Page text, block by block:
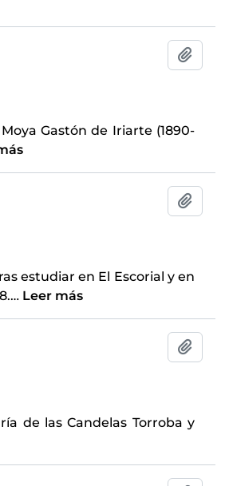
Gastón de Iriarte (1890-
estudiar en El Escorial y en
… Leer más
de las Candelas Torroba y